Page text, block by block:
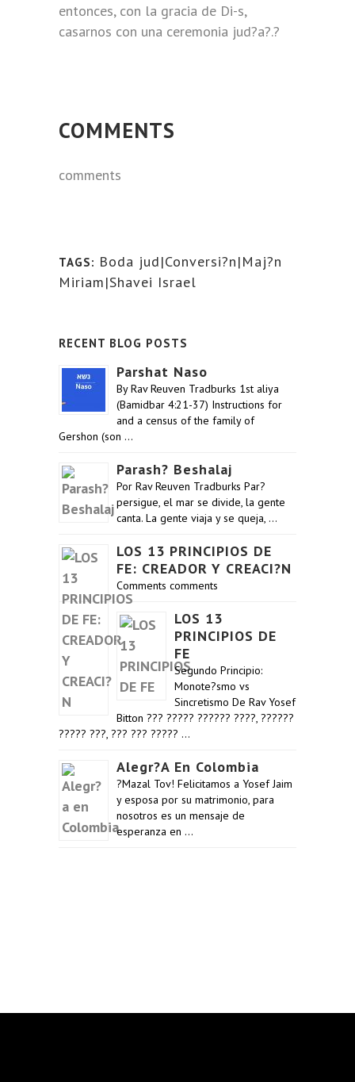
entonces, con la gracia de Di-s,
casarnos con una ceremonia jud?a?.?
COMMENTS
comments
TAGS: Boda jud|Conversi?n|Maj?n
Miriam|Shavei Israel
RECENT BLOG POSTS
Parshat Naso
By Rav Reuven Tradburks 1st aliya
(Bamidbar 4:21-37) Instructions for
and a census of the family of
Gershon (son …
Parash? Beshalaj
Por Rav Reuven Tradburks Par?
persigue, el mar se divide, la gente
canta. La gente viaja y se queja, …
LOS 13 PRINCIPIOS DE
FE: CREADOR Y CREACI?N
Comments comments
LOS 13
PRINCIPIOS DE
FE
Segundo Principio:
Monote?smo vs
Sincretismo De Rav Yosef
Bitton ??? ????? ?????? ????, ??????
????? ???, ??? ??? ????? …
Alegr?a En Colombia
?Mazal Tov! Felicitamos a Yosef Jaim
y esposa por su matrimonio, para
nosotros es un mensaje de
esperanza en …